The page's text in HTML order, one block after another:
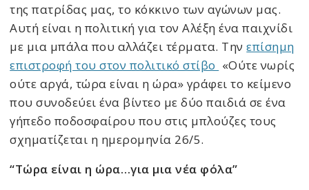
της πατρίδας μας, το κόκκινο των αγώνων μας.
Αυτή είναι η πολιτική για τον Αλέξη ένα παιχνίδι
με μια μπάλα που αλλάζει τέρματα. Τηνεπίσημη
επιστροφή του στον πολιτικό στίβο «Ούτε νωρίς
ούτε αργά, τώρα είναι η ώρα» γράφει το κείμενο
που συνοδεύει ένα βίντεο με δύο παιδιά σε ένα
γήπεδο ποδοσφαίρου που στις μπλούζες τους
σχηματίζεται η ημερομηνία 26/5.
“Τώρα είναι η ώρα…για μια νέα φόλα”